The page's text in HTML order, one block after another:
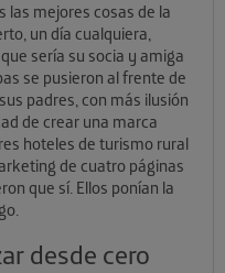
las mejores cosas de la
un día cualquiera,
sería su socia y amiga
se pusieron al frente de
padres, con más ilusión
de crear una marca
hoteles de turismo rural
de cuatro páginas
que sí. Ellos ponían la
desde cero